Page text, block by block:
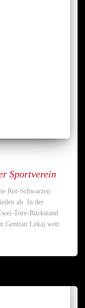
Sportverein
Rot-Schwarzen
ab. In der
Tore-Rückstand
Gentian Lekaj wett